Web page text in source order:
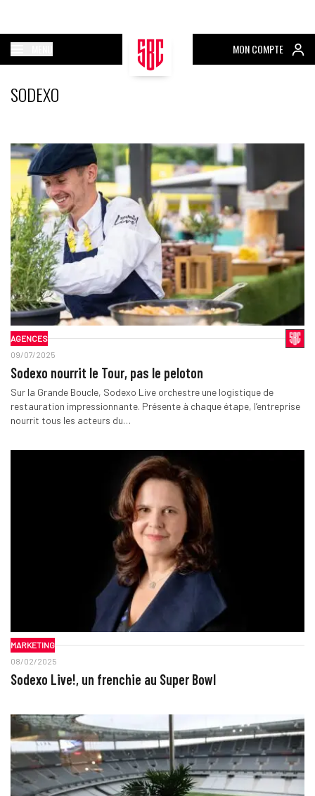
MON COMPTE
SODEXO
AGENCES
09/07/2025
Sodexo nourrit le Tour, pas le peloton
Sur la Grande Boucle, Sodexo Live orchestre une logistique de
restauration impressionnante. Présente à chaque étape, l’entreprise
nourrit tous les acteurs du…
MARKETING
08/02/2025
Sodexo Live!, un frenchie au Super Bowl